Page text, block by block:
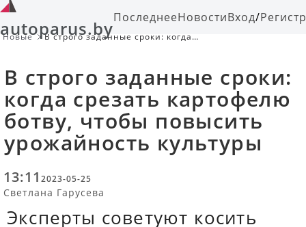
autoparus.byПоследнееНовостиВход/
Новые
В строго заданные сроки: когда
В строго заданные сроки:
когда срезать картофелю
ботву, чтобы повысить
урожайность культуры
13:11 2023-05-25
Светлана Гарусева
Эксперты советуют косить